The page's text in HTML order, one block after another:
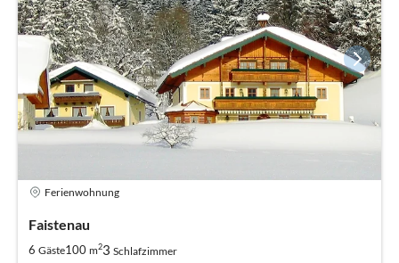
Ferienwohnung
Faistenau
6 Gäste100 m23 Schlafzimmer